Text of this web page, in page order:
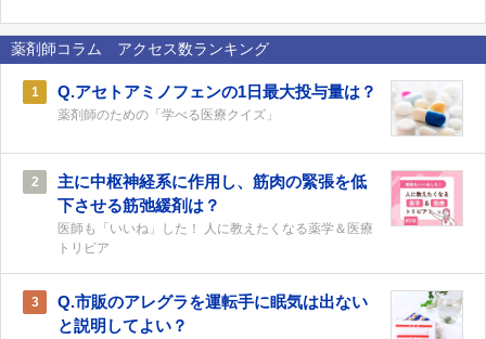
薬剤師コラム アクセス数ランキング
1 Q.アセトアミノフェンの1日最大投与量は？
薬剤師のための「学べる医療クイズ」
2
主に中枢神経系に作用し、筋肉の緊張を低
下させる筋弛緩剤は？
医師も「いいね」した！ 人に教えたくなる薬学＆医療
トリビア
3
Q.市販のアレグラを運転手に眠気は出ない
と説明してよい？